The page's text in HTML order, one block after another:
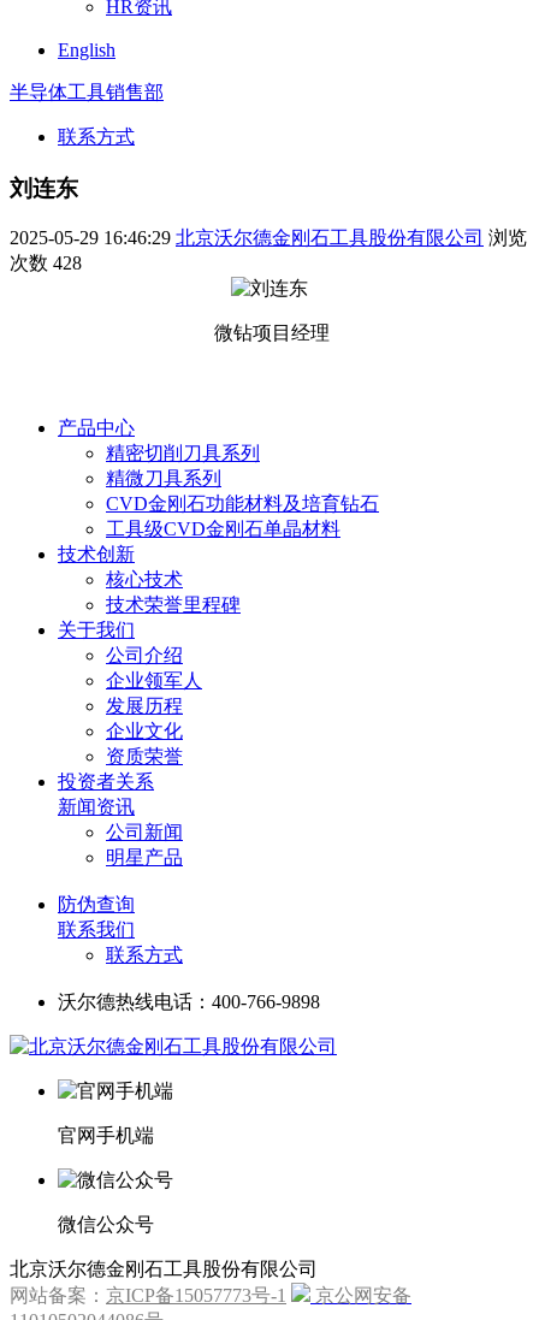
HR资讯
English
半导体工具销售部
联系方式
刘连东
2025-05-29 16:46:29 北京沃尔德金刚石工具股份有限公司 浏览
次数 428
微钻项目经理
产品中心
精密切削刀具系列
精微刀具系列
CVD金刚石功能材料及培育钻石
工具级CVD金刚石单晶材料
技术创新
核心技术
技术荣誉里程碑
关于我们
公司介绍
企业领军人
发展历程
企业文化
资质荣誉
投资者关系
新闻资讯
公司新闻
明星产品
防伪查询
联系我们
联系方式
沃尔德热线电话：400-766-9898
官网手机端
微信公众号
北京沃尔德金刚石工具股份有限公司
网站备案： 京ICP备15057773号-1
京公网安备